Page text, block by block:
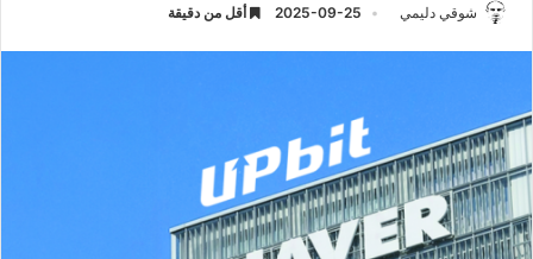
شوقي دليمي 2025-09-25 أقل من دقيقة